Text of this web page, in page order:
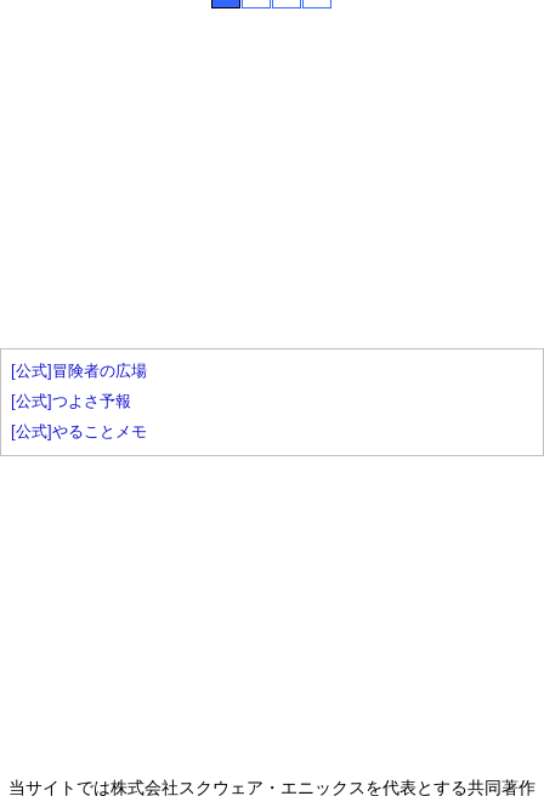
[公式]冒険者の広場
[公式]つよさ予報
[公式]やることメモ
当サイトでは株式会社スクウェア・エニックスを代表とする共同著作